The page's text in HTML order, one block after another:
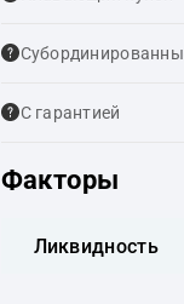
С гарантией
Факторы
Ликвидность